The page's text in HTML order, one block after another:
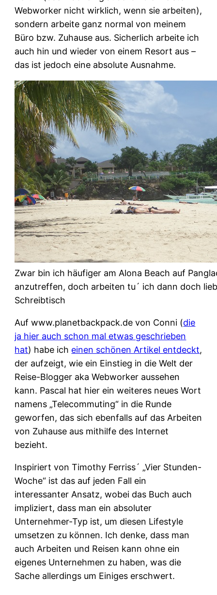
Webworker nicht wirklich, wenn sie arbeiten),
sondern arbeite ganz normal von meinem
Büro bzw. Zuhause aus. Sicherlich arbeite ich
auch hin und wieder von einem Resort aus –
das ist jedoch eine absolute Ausnahme.
Zwar bin ich häufiger am Alona Beach auf
anzutreffen, doch arbeiten tu´ ich dann doch
Schreibtisch
Auf www.planetbackpack.de von Conni (die
ja hier auch schon mal etwas geschrieben
hat) habe ich einen schönen Artikel entdeckt,
der aufzeigt, wie ein Einstieg in die Welt der
Reise-Blogger aka Webworker aussehen
kann. Pascal hat hier ein weiteres neues Wort
namens „Telecommuting“ in die Runde
geworfen, das sich ebenfalls auf das Arbeiten
von Zuhause aus mithilfe des Internet
bezieht.
Inspiriert von Timothy Ferriss´ „Vier Stunden-
Woche“ ist das auf jeden Fall ein
interessanter Ansatz, wobei das Buch auch
impliziert, dass man ein absoluter
Unternehmer-Typ ist, um diesen Lifestyle
umsetzen zu können. Ich denke, dass man
auch Arbeiten und Reisen kann ohne ein
eigenes Unternehmen zu haben, was die
Sache allerdings um Einiges erschwert.